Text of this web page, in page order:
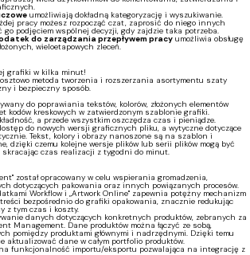
umożliwiają dokładną kategoryzację i wyszukiwanie.
pracy możesz rozpocząć czat, zaprosić do niego innych
go podjęciem wspólnej decyzji, gdy zajdzie taka potrzeba.
do zarządzania przepływem pracy umożliwia obsługę
wieloetapowych zleceń.
grafiki w kilka minut!
metoda tworzenia i rozszerzania asortymentu szaty
i bezpieczny sposób.
do poprawiania tekstów, kolorów, złożonych elementów
kodów kreskowych w zatwierdzonym szablonie grafiki.
a przede wszystkim oszczędza czas i pieniądze.
do nowych wersji graficznych pliku, a wytyczne dotyczące
Tekst, kolory i obrazy nanoszone są na szablon i
dzięki czemu kolejne wersje plików lub serii plików mogą być
czas realizacji z tygodni do minut.
został opracowany w celu wspierania gromadzenia,
dotyczących pakowania oraz innych powiązanych procesów.
Workflow i „Artwork Online" zapewnia potężny mechanizm
bezpośrednio do grafiki opakowania, znacznie redukując
z tym czas i koszty.
danych dotyczących konkretnych produktów, zebranych za
Management. Dane produktów można łączyć ze sobą,
pomiędzy produktami głównymi i nadrzędnymi. Dzięki temu
aktualizować dane w całym portfolio produktów.
funkcjonalność importu/eksportu pozwalająca na integrację z